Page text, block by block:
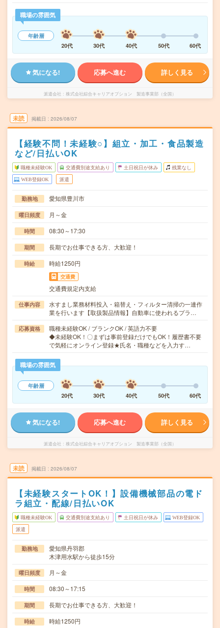
職場の雰囲気
年齢層
20代
30代 40代 50代 60代
気になる! 応募へ進む 詳しく見る
派遣会社 株式会社綜合キャリアオプション 製造事業部（全国）
未読 掲載日 2026/08/07
【経験不問！未経験○】組立・加工・食品製造
など/日払いOK
職種未経験OK 交通費別途支給あり 土日祝日が休み 残業なし
WEB登録OK 派遣
勤務地 愛知県豊川市
曜日頻度 月～金
時間 08:30～17:30
期間 長期でお仕事できる方、大歓迎！
時給 時給1250円
交通費
交通費規定内支給
仕事内容
水すまし業務材料投入・箱替え・フィルター清掃の一連作
業を行います【取扱製品情報】自動車に使われるプラ…
応募資格
職種未経験OK / ブランクOK / 英語力不要
◆未経験OK！〇まずは事前登録だけでもOK！履歴書不要
で気軽にオンライン登録★氏名・職種などを入力す…
職場の雰囲気
年齢層
20代
30代 40代 50代 60代
気になる! 応募へ進む 詳しく見る
派遣会社 株式会社綜合キャリアオプション 製造事業部（全国）
未読 掲載日 2026/08/07
【未経験スタートOK！】設備機械部品の電ド
ラ組立・配線/日払いOK
職種未経験OK 交通費別途支給あり 土日祝日が休み WEB登録OK
派遣
勤務地
愛知県丹羽郡
木津用水駅から徒歩15分
曜日頻度 月～金
時間 08:30～17:15
期間 長期でお仕事できる方、大歓迎！
時給 時給1250円